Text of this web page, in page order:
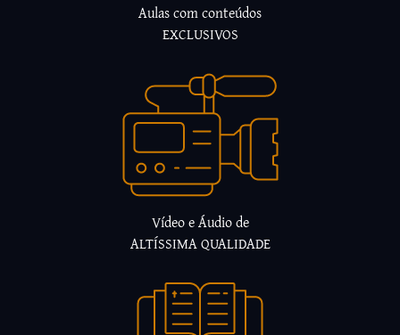
Aulas com conteúdos
EXCLUSIVOS
Vídeo e Áudio de
ALTÍSSIMA QUALIDADE